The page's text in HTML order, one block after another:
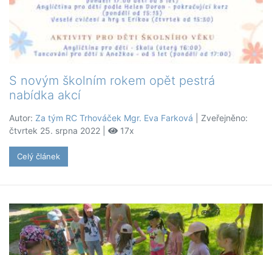
S novým školním rokem opět pestrá
nabídka akcí
Autor: Za tým RC Trhováček Mgr. Eva Farková | Zveřejněno:
čtvrtek 25. srpna 2022 |
17x
Celý článek